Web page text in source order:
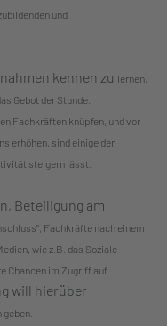
und
kennen zu lernen,
Gebot der Stunde.
Fachkräften knüpfen, und vor
erhöhen, sind einige der
steigern lässt.
Beteiligung am
Fachkräfte nach einem
wie z.B. das Soziale
Chancen im Zugriff auf
will hierüber